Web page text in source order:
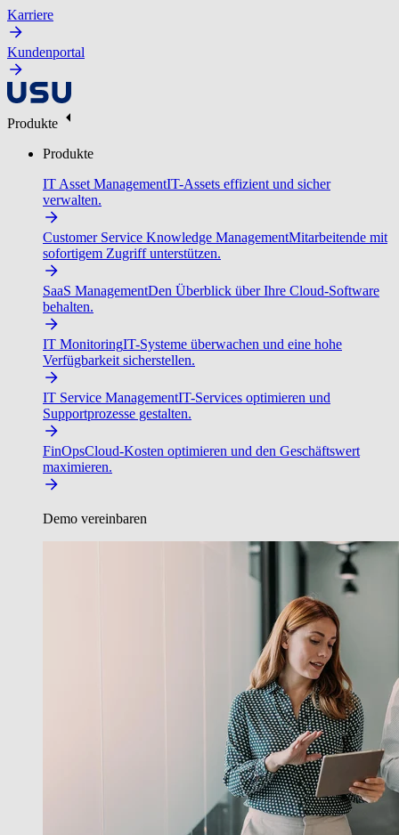
Karriere
Kundenportal
Produkte
Produkte
IT Asset ManagementIT-Assets effizient und sicher
verwalten.
Customer Service Knowledge ManagementMitarbeitende mit
sofortigem Zugriff unterstützen.
SaaS ManagementDen Überblick über Ihre Cloud-Software
behalten.
IT MonitoringIT-Systeme überwachen und eine hohe
Verfügbarkeit sicherstellen.
IT Service ManagementIT-Services optimieren und
Supportprozesse gestalten.
FinOpsCloud-Kosten optimieren und den Geschäftswert
maximieren.
Demo vereinbaren